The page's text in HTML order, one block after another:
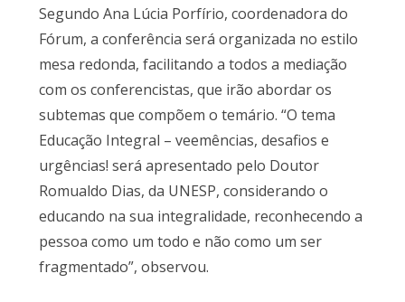
Segundo Ana Lúcia Porfírio, coordenadora do
Fórum, a conferência será organizada no estilo
mesa redonda, facilitando a todos a mediação
com os conferencistas, que irão abordar os
subtemas que compõem o temário. “O tema
Educação Integral – veemências, desafios e
urgências! será apresentado pelo Doutor
Romualdo Dias, da UNESP, considerando o
educando na sua integralidade, reconhecendo a
pessoa como um todo e não como um ser
fragmentado”, observou.